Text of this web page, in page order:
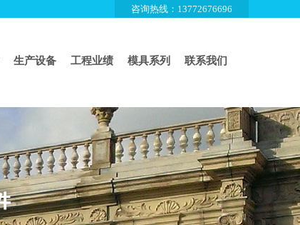
咨询热线：13772676696
生产设备 工程业绩 模具系列 联系我们